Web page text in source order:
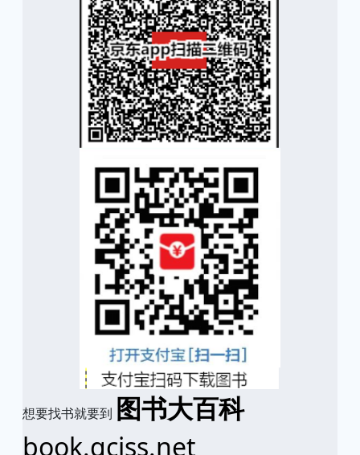
想要找书就要到 图书大百科
book.qciss.net